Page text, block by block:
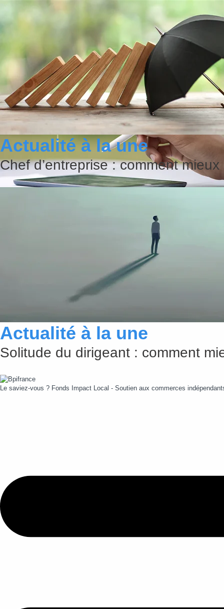
Comment améliorer la qualité de
Un enjeu invisible mais pourtant bien réel Équipement informatique,
Actualité à la une
Chef d’entreprise : comment
Actualité à la une
Solitude du dirigeant : comment
Le saviez-vous ? Fonds Impact Local - Soutien aux commerces